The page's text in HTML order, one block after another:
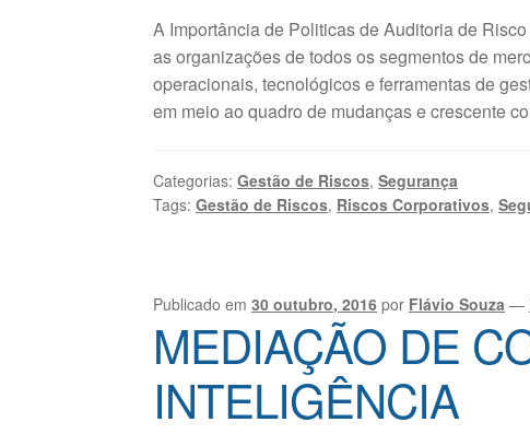
A Importância de Politicas de Auditoria de
as organizações de todos os segmentos de
operacionais, tecnológicos e ferramentas de
em meio ao quadro de mudanças e crescente
Categorias:Gestão de Riscos,Segurança
Tags:Gestão de Riscos, Riscos Corporativos,
Publicado em30 outubro, 2016 por Flávio Souza —
MEDIAÇÃO DE
INTELIGÊNCIA